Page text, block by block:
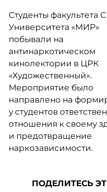
Студенты факультета
Университета «МИР»
побывали на
антинаркотическом
кинолектории в ЦРК
«Художественный».
Мероприятие было
направлено на
у студентов
отношения к своему
и предотвращение
наркозависимости.
ПОДЕЛИТЕСЬ